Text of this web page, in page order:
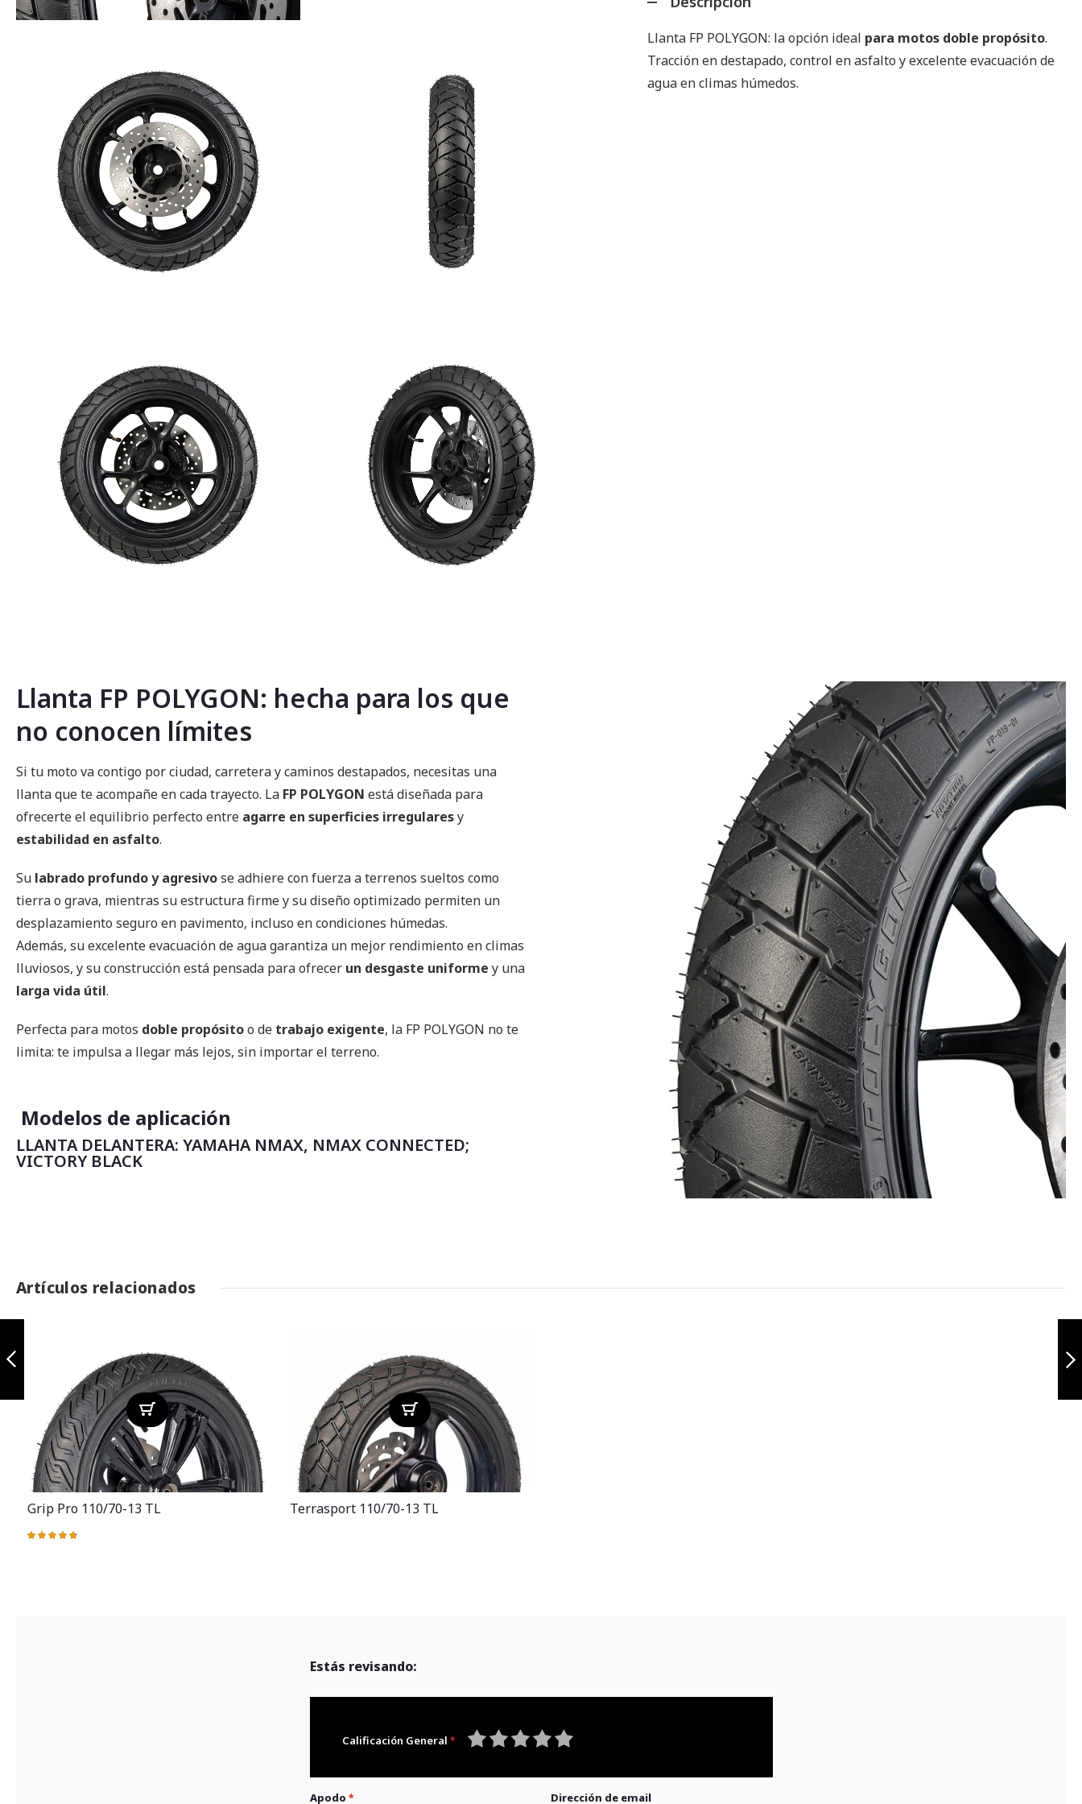
la
galería
imágenes
Llanta FP POLYGON: la opción ideal para motos doble propósito.
Tracción en destapado, control en asfalto y excelente evacuación de
agua en climas húmedos.
Llanta FP POLYGON: hecha para los que
no conocen límites
Si tu moto va contigo por ciudad, carretera y caminos destapados, necesitas una
llanta que te acompañe en cada trayecto. La FP POLYGON está diseñada para
ofrecerte el equilibrio perfecto entre agarre en superficies irregularesy
estabilidad en asfalto.
Su labrado profundo y agresivose adhiere con fuerza a terrenos sueltos como
tierra o grava, mientras su estructura firme y su diseño optimizado permiten un
desplazamiento seguro en pavimento, incluso en condiciones húmedas.
Además, su excelente evacuación de agua garantiza un mejor rendimiento en climas
lluviosos, y su construcción está pensada para ofrecer un desgaste uniforme y una
larga vida útil.
Perfecta para motos doble propósitoo de trabajo exigente, la FP POLYGON no te
limita: te impulsa a llegar más lejos, sin importar el terreno.
Modelos de aplicación
LLANTA DELANTERA: YAMAHA NMAX, NMAX CONNECTED;
VICTORY BLACK
Artículos relacionados
Grip Pro 110/70-13 TL
Valoración:
Terrasport 110/70-13 TL
Estás revisando:
Calificación General
Apodo Dirección de email